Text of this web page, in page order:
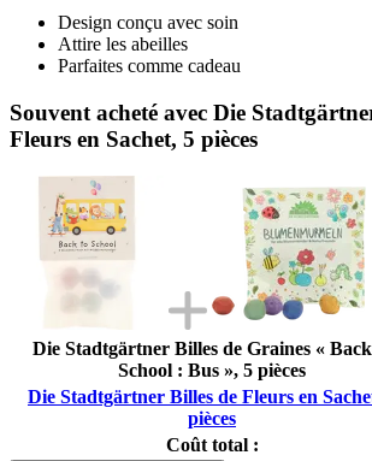
Design conçu avec soin
Attire les abeilles
Parfaites comme cadeau
Souvent acheté avec Die
Fleurs en Sachet, 5 pièces
Die Stadtgärtner Billes de Graines «
School : Bus », 5 pièces
Die Stadtgärtner Billes de Fleurs en
pièces
Coût total :